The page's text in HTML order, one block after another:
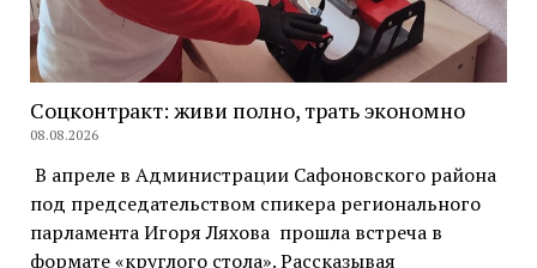
Соцконтракт: живи полно, трать экономно
08.08.2026
В апреле в Администрации Сафоновского района
под председательством спикера регионального
парламента Игоря Ляхова прошла встреча в
формате «круглого стола». Рассказывая